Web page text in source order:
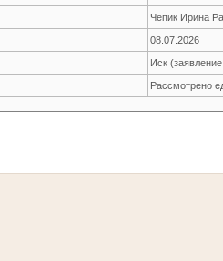
Чепик Ирина
08.07.2026
Иск
Рассмотрено